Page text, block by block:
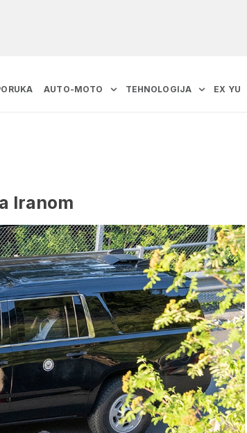
AUTO-MOTO TEHNOLOGIJA EX YU
Iranom